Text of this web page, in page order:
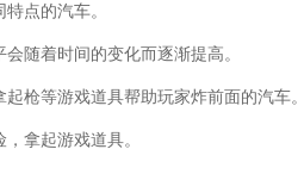
点的汽车。
随着时间的变化而逐渐提高。
枪等游戏道具帮助玩家炸前面的汽车。
拿起游戏道具。